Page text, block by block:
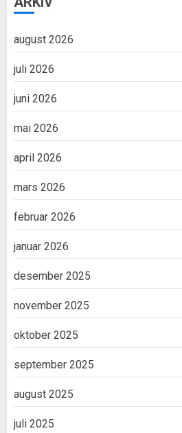
august 2026
juli 2026
juni 2026
mai 2026
april 2026
mars 2026
februar 2026
januar 2026
desember 2025
november 2025
oktober 2025
september 2025
august 2025
juli 2025